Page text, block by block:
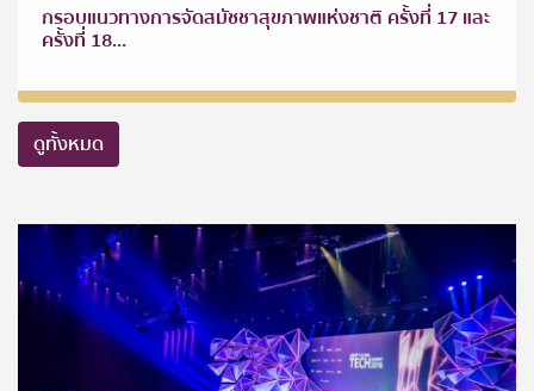
กรอบแนวทางการจัดสมัชชาสุขภาพแห่งชาติ ครั้งที่ 17 และ
ครั้งที่ 18...
ดูทั้งหมด